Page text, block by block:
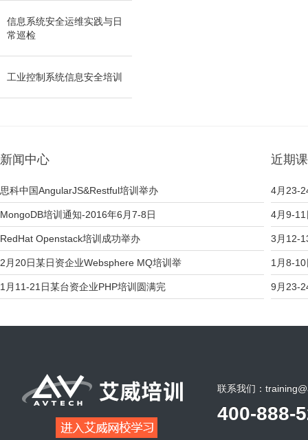
信息系统安全运维实践与日
常巡检
工业控制系统信息安全培训
新闻中心
思科中国AngularJS&Restful培训举办
MongoDB培训通知-2016年6月7-8日
RedHat Openstack培训成功举办
2月20日某日资企业Websphere MQ培训举
1月11-21日某台资企业PHP培训圆满完
近期
4月23-
4月9-11
3月12-
1月8-
9月23-
联系我们：
400-888-